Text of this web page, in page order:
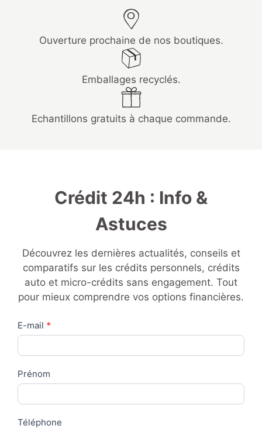
Ouverture prochaine de nos boutiques.
Emballages recyclés.
Echantillons gratuits à chaque commande.
Crédit 24h : Info &
Astuces
Découvrez les dernières actualités, conseils et
comparatifs sur les crédits personnels, crédits
auto et micro-crédits sans engagement. Tout
pour mieux comprendre vos options financières.
Contact
Us
E-mail *
Prénom
Téléphone